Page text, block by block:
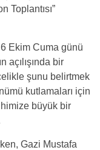
Toplantısı”
Ekim Cuma günü
açılışında bir
şunu belirtmek
kutlamaları için
büyük bir
Gazi Mustafa